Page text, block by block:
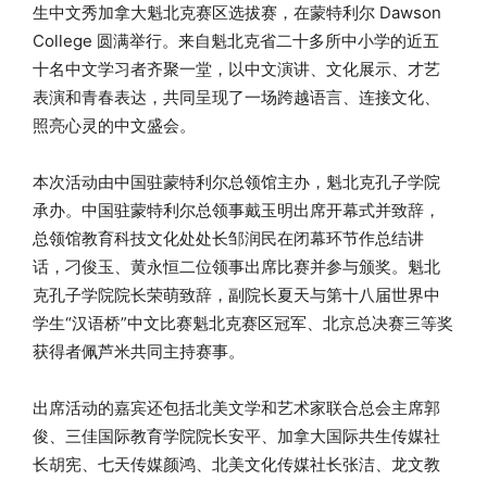
生中文秀加拿大魁北克赛区选拔赛，在蒙特利尔 Dawson
College 圆满举行。来自魁北克省二十多所中小学的近五
十名中文学习者齐聚一堂，以中文演讲、文化展示、才艺
表演和青春表达，共同呈现了一场跨越语言、连接文化、
照亮心灵的中文盛会。
本次活动由中国驻蒙特利尔总领馆主办，魁北克孔子学院
承办。中国驻蒙特利尔总领事戴玉明出席开幕式并致辞，
总领馆教育科技文化处处长邹润民在闭幕环节作总结讲
话，刁俊玉、黄永恒二位领事出席比赛并参与颁奖。魁北
克孔子学院院长荣萌致辞，副院长夏天与第十八届世界中
学生“汉语桥”中文比赛魁北克赛区冠军、北京总决赛三等奖
获得者佩芦米共同主持赛事。
出席活动的嘉宾还包括北美文学和艺术家联合总会主席郭
俊、三佳国际教育学院院长安平、加拿大国际共生传媒社
长胡宪、七天传媒颜鸿、北美文化传媒社长张洁、龙文教